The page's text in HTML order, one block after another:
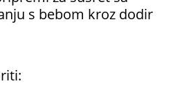
s bebom kroz dodir